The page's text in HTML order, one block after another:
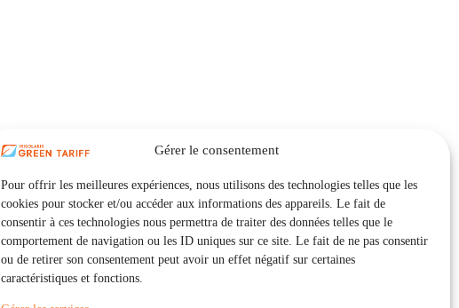
Gérer le consentement
Pour offrir les meilleures expériences, nous utilisons des technologies telles que les
cookies pour stocker et/ou accéder aux informations des appareils. Le fait de
consentir à ces technologies nous permettra de traiter des données telles que le
comportement de navigation ou les ID uniques sur ce site. Le fait de ne pas consentir
ou de retirer son consentement peut avoir un effet négatif sur certaines
caractéristiques et fonctions.